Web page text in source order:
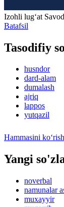
Izohli lugʻat
Batafsil
Tasodifiy
husndor
dard-alam
dumalash
ajriq
lappos
yutqazil
Hammasini ko‘rish
Yangi
noverbal
namunalar
muxayyir